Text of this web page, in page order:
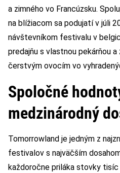
a zimného vo Francúzsku.
na blížiacom sa podujatí v júli
návštevníkom festivalu v
predajňu s vlastnou pekárňou
čerstvým ovocím vo
Spoločné
medzinárodný
Tomorrowland je jedným z
festivalov s najväčším
každoročne priláka stovky